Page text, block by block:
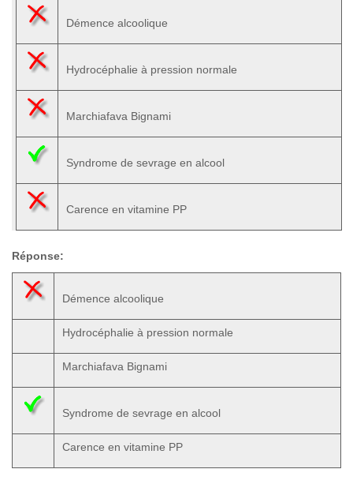
Démence alcoolique
Hydrocéphalie à pression normale
Marchiafava Bignami
Syndrome de sevrage en alcool
Carence en vitamine PP
Réponse:
Démence alcoolique
Hydrocéphalie à pression normale
Marchiafava Bignami
Syndrome de sevrage en alcool
Carence en vitamine PP